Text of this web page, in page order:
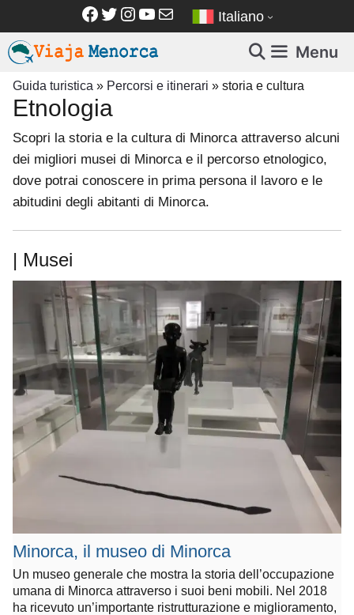
contenuto
Facebook
Twitter
Instagram
YouTube
Email Italiano
Menu
Guida turistica » Percorsi e itinerari » storia e cultura
Etnologia
Scopri la storia e la cultura di Minorca attraverso alcuni
dei migliori musei di Minorca e il percorso etnologico,
dove potrai conoscere in prima persona il lavoro e le
abitudini degli abitanti di Minorca.
| Musei
Minorca, il museo di Minorca
Un museo generale che mostra la storia dell’occupazione
umana di Minorca attraverso i suoi beni mobili. Nel 2018
ha ricevuto un’importante ristrutturazione e miglioramento,